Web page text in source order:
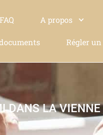
FAQ A propos
Régler
DANS LA VIENNE